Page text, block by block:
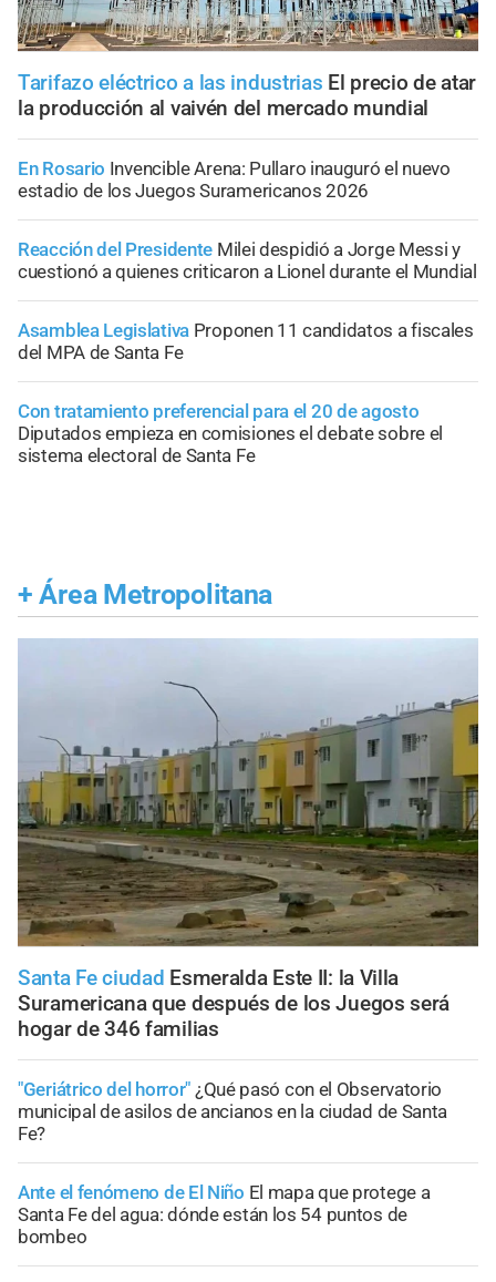
Tarifazo eléctrico a las industrias El precio de atar
la producción al vaivén del mercado mundial
En Rosario Invencible Arena: Pullaro inauguró el nuevo
estadio de los Juegos Suramericanos 2026
Reacción del Presidente Milei despidió a Jorge Messi y
cuestionó a quienes criticaron a Lionel durante el Mundial
Asamblea Legislativa Proponen 11 candidatos a fiscales
del MPA de Santa Fe
Con tratamiento preferencial para el 20 de agosto
Diputados empieza en comisiones el debate sobre el
sistema electoral de Santa Fe
+ Área Metropolitana
Santa Fe ciudad Esmeralda Este II: la Villa
Suramericana que después de los Juegos será
hogar de 346 familias
"Geriátrico del horror" ¿Qué pasó con el Observatorio
municipal de asilos de ancianos en la ciudad de Santa
Fe?
Ante el fenómeno de El Niño El mapa que protege a
Santa Fe del agua: dónde están los 54 puntos de
bombeo